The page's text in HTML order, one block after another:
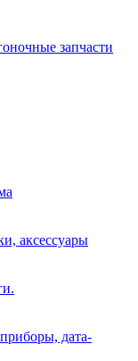
запчасти
аксессуары
дата-